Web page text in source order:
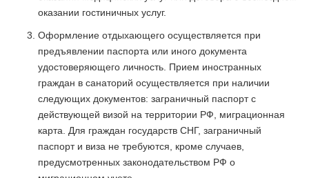
оказании гостиничных услуг.
Оформление отдыхающего осуществляется при
предъявлении паспорта или иного документа
удостоверяющего личность. Прием иностранных
граждан в санаторий осуществляется при наличии
следующих документов: заграничный паспорт с
действующей визой на территории РФ, миграционная
карта. Для граждан государств СНГ, заграничный
паспорт и виза не требуются, кроме случаев,
предусмотренных законодательством РФ о